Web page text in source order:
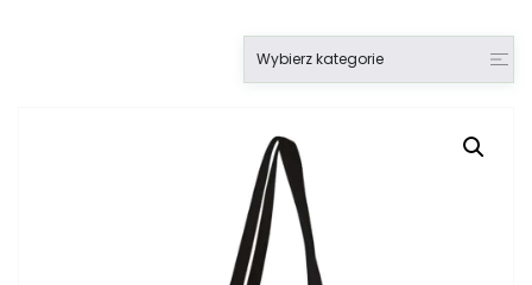
Wybierz kategorie